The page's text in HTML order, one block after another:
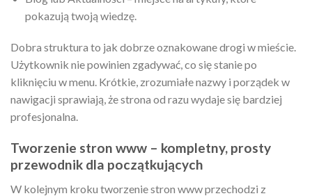
pokazują twoją wiedzę.
Dobra struktura to jak dobrze oznakowane drogi w mieście.
Użytkownik nie powinien zgadywać, co się stanie po
kliknięciu w menu. Krótkie, zrozumiałe nazwy i porządek w
nawigacji sprawiają, że strona od razu wydaje się bardziej
profesjonalna.
Tworzenie stron www – kompletny, prosty
przewodnik dla początkujących
W kolejnym kroku tworzenie stron www przechodzi z